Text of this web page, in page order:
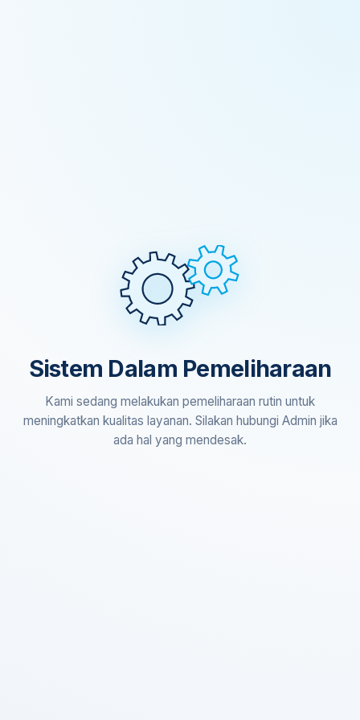
Sistem Dalam Pemeliharaan
Kami sedang melakukan pemeliharaan rutin untuk
meningkatkan kualitas layanan. Silakan hubungi Admin jika
ada hal yang mendesak.